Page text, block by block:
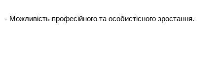
- Можливість професійного та особистісного зростання.